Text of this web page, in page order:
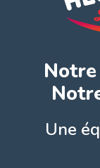
Une